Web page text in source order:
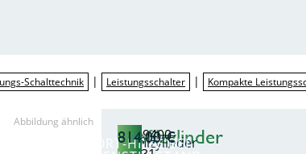
Schalttechnik | Leistungsschalter | Kompakte
Abbildung ähnlich
Profilzylinder
8PQ9400-
Profilzylinder
SOFORT-HILFE BEI
814,00€